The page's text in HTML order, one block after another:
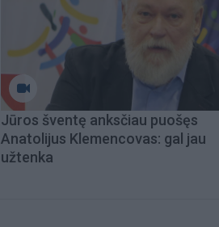
Jūros šventę anksčiau puošęs
Anatolijus Klemencovas: gal jau
užtenka